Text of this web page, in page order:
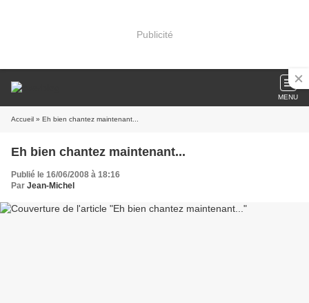
Publicité
MENU
Accueil » Eh bien chantez maintenant...
Eh bien chantez maintenant...
Publié le 16/06/2008 à 18:16
Par Jean-Michel